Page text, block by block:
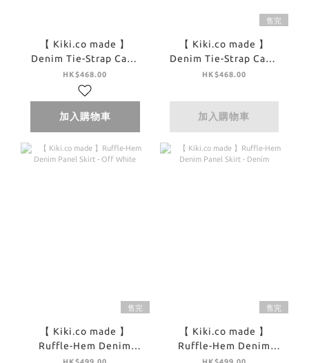
【 Kiki.co made 】
Denim Tie-Strap Cami
Top - Off White
HK$468.00
加入購物車
售完
【 Kiki.co made 】
Denim Tie-Strap Cami
Top - Denim
HK$468.00
加入購物車
售完
【 Kiki.co made 】
Ruffle-Hem Denim
Panel Skirt - Off White
HK$499.00
售完
【 Kiki.co made 】
Ruffle-Hem Denim
Panel Skirt - Denim
HK$499.00